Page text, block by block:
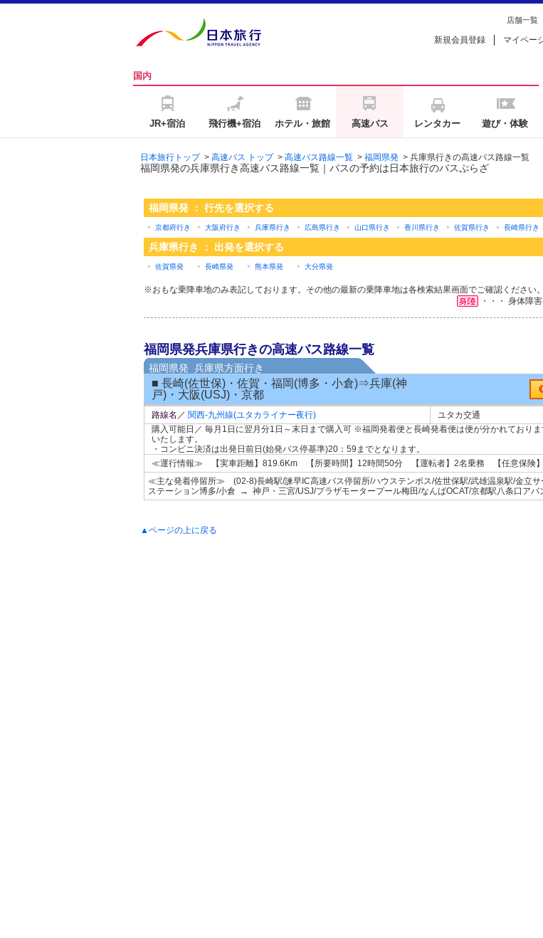
店舗一覧
新規会員登録 マイペー
国内
JR+宿泊 飛行機+宿泊 ホテル・旅館 高速バス レンタカー 遊び・体験
日本旅行トップ> 高速バス トップ> 高速バス路線一覧 > 福岡県発 > 兵庫県行きの高速バス路線一覧
福岡県発の兵庫県行き高速バス路線一覧｜バスの予約は日本旅行のバスぷらざ
福岡県発 ： 行先を選択する
京都府行き 大阪府行き 兵庫県行き 広島県行き 山口県行き 香川県行き 佐賀県行き 長崎県行き
兵庫県行き ： 出発を選択する
佐賀県発 長崎県発 熊本県発 大分県発
※おもな乗降車地のみ表記しております。その他の最新の乗降車地は各検索結果画面でご確認ください。
・・・ 身体
福岡県発兵庫県行きの高速バス路線一覧
福岡県発 兵庫県方面行き
■ 長崎(佐世保)・佐賀・福岡(博多・小倉)⇒兵庫(神
戸)・大阪(USJ)・京都
路線名／ 関西-九州線(ユタカライナー夜行)
ユタカ交通
購入可能日／ 毎月1日に翌月分1日～末日まで購入可 ※福岡発着便と長崎発着便は便が分かれており
いたします。
・コンビニ決済は出発日前日(始発バス停基準)20：59までとなります。
≪運行情報≫ 【実車距離】819.6Km 【所要時間】12時間50分 【運転者】2名乗務 【任意保険】
≪主な発着停留所≫ (02-8)長崎駅/諫早IC高速バス停留所/ハウステンボス/佐世保駅/武雄温泉駅/金立サ
ステーション博多/小倉 → 神戸・三宮/USJ/プラザモータープール梅田/なんばOCAT/京都駅八条口アバ
▲ページの上に戻る